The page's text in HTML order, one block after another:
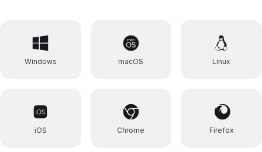
Windows macOS Linux
iOS Chrome Firefox